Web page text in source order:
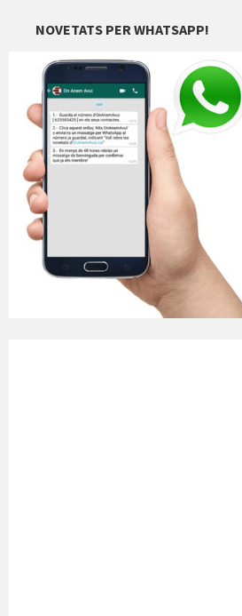
NOVETATS PER WHATSAPP!